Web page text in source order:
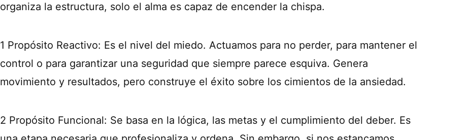
organiza la estructura, solo el alma es capaz de encender la chispa.
1 Propósito Reactivo: Es el nivel del miedo. Actuamos para no perder, para mantener el
control o para garantizar una seguridad que siempre parece esquiva. Genera
movimiento y resultados, pero construye el éxito sobre los cimientos de la ansiedad.
2 Propósito Funcional: Se basa en la lógica, las metas y el cumplimiento del deber. Es